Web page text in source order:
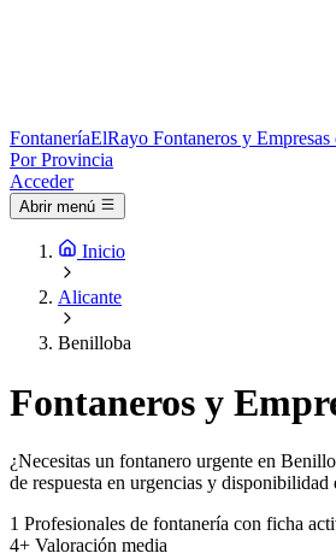
FontaneríaElRayo Fontaneros y
Por Provincia
Acceder
Abrir menú
Inicio
Alicante
Benilloba
Fontaneros y
¿Necesitas un fontanero urgente en
de respuesta en urgencias y disponibilidad
1 Profesionales de fontanería con ficha
4+ Valoración media